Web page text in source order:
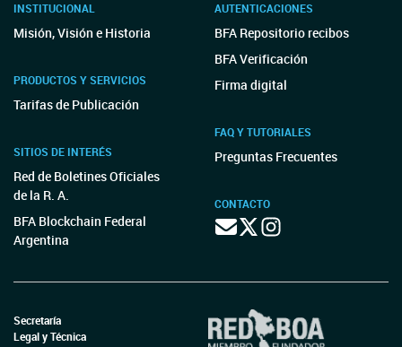
INSTITUCIONAL
Misión, Visión e Historia
PRODUCTOS Y SERVICIOS
Tarifas de Publicación
SITIOS DE INTERÉS
Red de Boletines Oficiales
de la R. A.
BFA Blockchain Federal
Argentina
AUTENTICACIONES
BFA Repositorio recibos
BFA Verificación
Firma digital
FAQ Y TUTORIALES
Preguntas Frecuentes
CONTACTO
Secretaría
Legal y Técnica